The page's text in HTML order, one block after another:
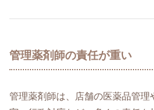
管理薬剤師の責任が重い
管理薬剤師は、店舗の医薬品管理